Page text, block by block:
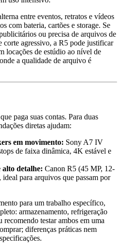
entre eventos, retratos e vídeos
com bateria, cartões e storage. Se
ou precisa de arquivos de
corte agressivo, a R5 pode justificar
locações de estúdio ao nível de
a qualidade de arquivo é
paga suas contas. Para duas
diretas ajudam:
em movimento: Sony A7 IV
de faixa dinâmica, 4K estável e
alto detalhe: Canon R5 (45 MP, 12-
para arquivos que passam por
para um trabalho específico,
armazenamento, refrigeração
testar ambos em uma
diferenças práticas nem